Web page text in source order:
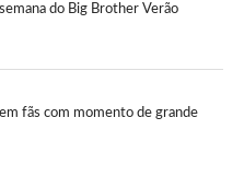
do Big Brother Verão
fãs com momento de grande